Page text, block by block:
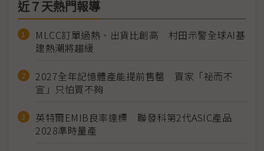
近７天熱門報導
MLCC訂單過熱、出貨比創高 村田示警全球AI基
建熱潮將趨緩
2027全年記憶體產能提前售罄 買家「祕而不
宣」只怕買不夠
英特爾EMIB良率達標 聯發科第2代ASIC產品
2028準時量產